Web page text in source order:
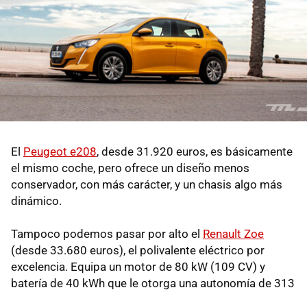
El Peugeot e208, desde 31.920 euros, es básicamente
el mismo coche, pero ofrece un diseño menos
conservador, con más carácter, y un chasis algo más
dinámico.
Tampoco podemos pasar por alto el Renault Zoe
(desde 33.680 euros), el polivalente eléctrico por
excelencia. Equipa un motor de 80 kW (109 CV) y
batería de 40 kWh que le otorga una autonomía de 313